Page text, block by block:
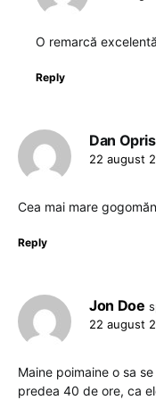
O remarcă
Reply
Dan
22 august
Cea mai mare
Reply
Jon Doe
22 august
Maine poimaine o sa
predea 40 de ore, ca